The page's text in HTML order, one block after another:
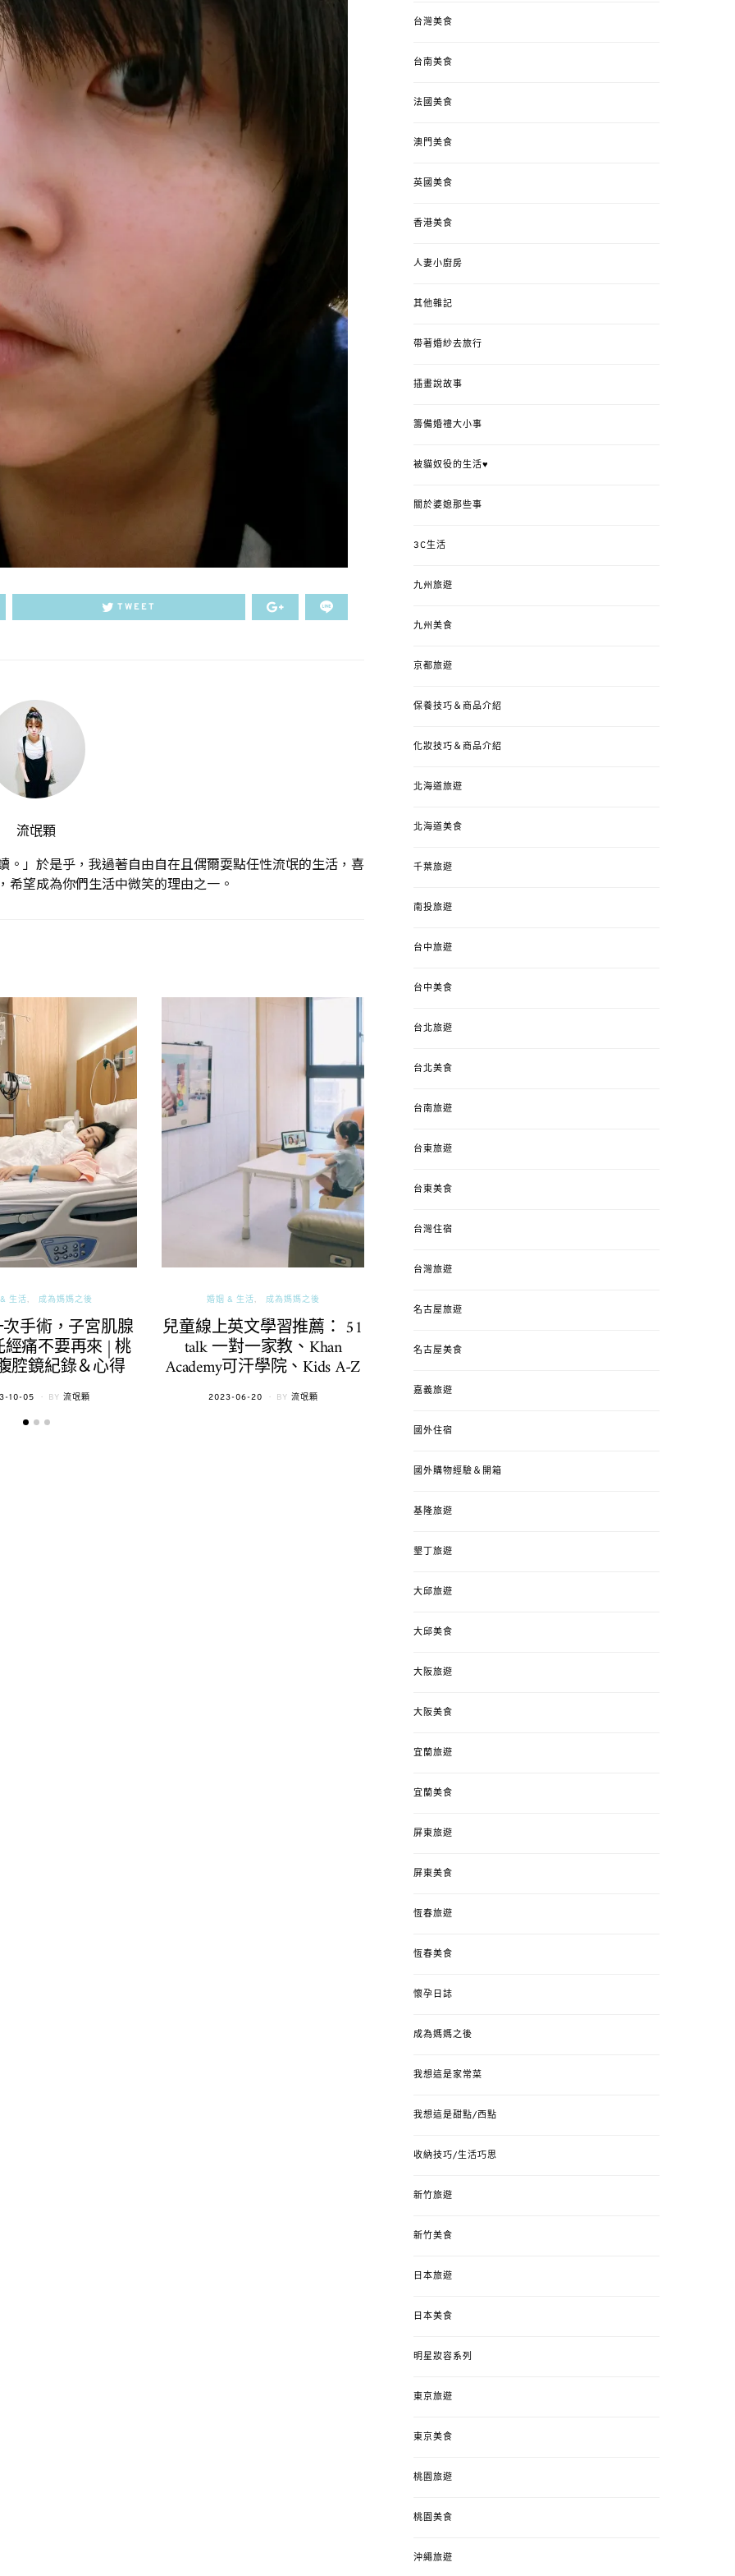
TWEET
流氓顆
」於是乎，我過著自由自在且偶爾耍點任性流氓的生活，喜
希望成為你們生活中微笑的理由之一。
生活 成為媽媽之後
手術，子宮肌腺
痛不要再來 | 桃
腔鏡紀錄＆心得
10-05 BY 流氓顆
婚姻 & 生活 成為媽媽之後
兒童線上英文學習推薦： 51
talk 一對一家教、Khan
Academy可汗學院、Kids A-Z
POSTED
2023-06-20 BY 流氓顆
錯、認識華德福
ON
台灣美食
台南美食
法國美食
澳門美食
英國美食
香港美食
人妻小廚房
其他雜記
帶著婚紗去旅行
插畫說故事
籌備婚禮大小事
被貓奴役的生活♥
關於婆媳那些事
3C生活
九州旅遊
九州美食
京都旅遊
保養技巧＆商品介紹
化妝技巧＆商品介紹
北海道旅遊
北海道美食
千葉旅遊
南投旅遊
台中旅遊
台中美食
台北旅遊
台北美食
台南旅遊
台東旅遊
台東美食
台灣住宿
台灣旅遊
名古屋旅遊
名古屋美食
嘉義旅遊
國外住宿
國外購物經驗＆開箱
基隆旅遊
墾丁旅遊
大邱旅遊
大邱美食
大阪旅遊
大阪美食
宜蘭旅遊
宜蘭美食
屏東旅遊
屏東美食
恆春旅遊
恆春美食
懷孕日誌
成為媽媽之後
我想這是家常菜
我想這是甜點/西點
收納技巧/生活巧思
新竹旅遊
新竹美食
日本旅遊
日本美食
明星妝容系列
東京旅遊
東京美食
桃園旅遊
桃園美食
沖繩旅遊